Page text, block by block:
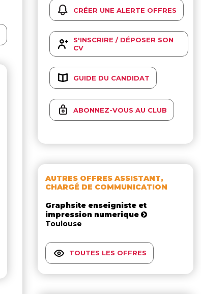
CRÉER UNE ALERTE OFFRES
S'INSCRIRE / DÉPOSER SON
CV
GUIDE DU CANDIDAT
ABONNEZ-VOUS AU CLUB
AUTRES OFFRES ASSISTANT,
CHARGÉ DE COMMUNICATION
Graphsite enseigniste et
impression numerique
Toulouse
TOUTES LES OFFRES